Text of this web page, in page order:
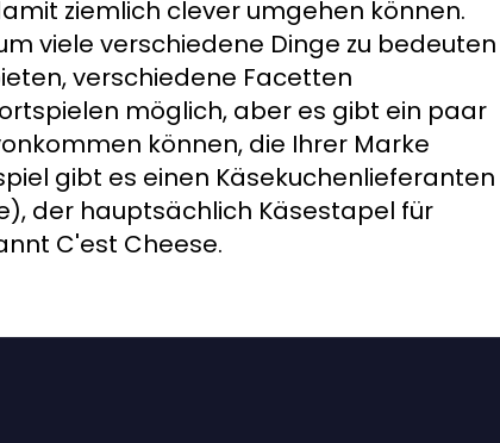
ziemlich clever umgehen können.
viele verschiedene Dinge zu bedeuten
verschiedene Facetten
möglich, aber es gibt ein paar
können, die Ihrer Marke
gibt es einen Käsekuchenlieferanten
der hauptsächlich Käsestapel für
C'est Cheese.